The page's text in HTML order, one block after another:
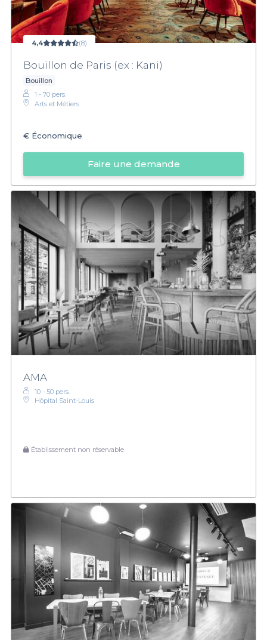
4,4 (8)
Bouillon de Paris (ex : Kani)
Bouillon
1 - 70 pers.
Arts et Métiers
€ Économique
Faire une demande
AMA
10 - 50 pers.
Hôpital Saint-Louis
Établissement non réservable